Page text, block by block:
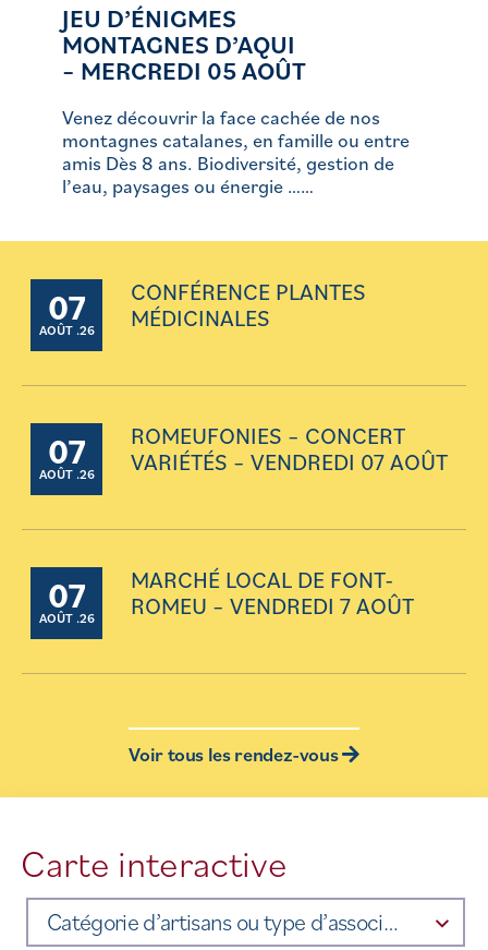
JEU D’ÉNIGMES
MONTAGNES D’AQUI
– MERCREDI 05 AOÛT
Venez découvrir la face cachée de nos
montagnes catalanes, en famille ou entre
amis Dès 8 ans. Biodiversité, gestion de
l’eau, paysages ou énergie ……
07
AOÛT .26
CONFÉRENCE PLANTES
MÉDICINALES
07
AOÛT .26
ROMEUFONIES – CONCERT
VARIÉTÉS – VENDREDI 07 AOÛT
07
AOÛT .26
MARCHÉ LOCAL DE FONT-
ROMEU – VENDREDI 7 AOÛT
Voir tous les rendez-vous
Carte interactive
Catégorie d’artisans ou type d’association